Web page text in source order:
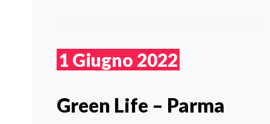
1 Giugno 2022
Green Life – Parma